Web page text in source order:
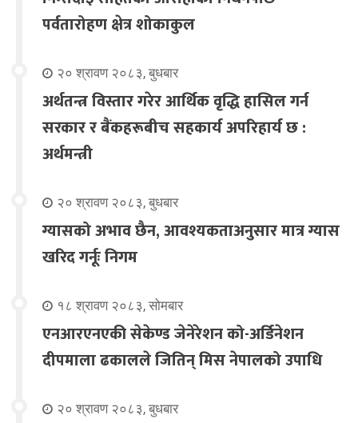
पर्वतारोहण क्षेत्र शोकाकुल
२० श्रावण २०८३, बुधबार
अर्थतन्त्र विस्तार गरेर आर्थिक वृद्धि हासिल गर्न
सरकार र बैंकहरूबीच सहकार्य अपरिहार्य छ :
अर्थमन्त्री
२० श्रावण २०८३, बुधबार
ग्यासको अभाव छैन, आवश्यकताअनुसार मात्र ग्यास
खरिद गर्नूः निगम
१८ श्रावण २०८३, सोमबार
एनआरएनएकी सेकेण्ड जेनेरेशन को-अर्डिनेशन
दीपमाला ढकालले जितिन् मिस नेपालको उपाधि
२० श्रावण २०८३, बुधबार